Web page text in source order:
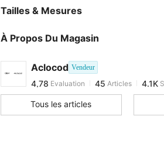
Tailles & Mesures
À Propos Du Magasin
Aclocod Vendeur
Evaluation 45
a***oest en train de naviguer
Tous les articles